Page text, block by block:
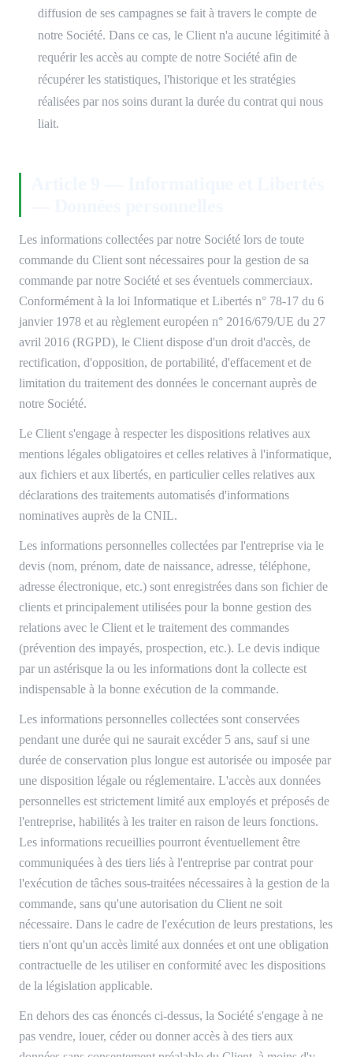
diffusion de ses campagnes se fait à travers le compte de
notre Société. Dans ce cas, le Client n'a aucune légitimité à
requérir les accès au compte de notre Société afin de
récupérer les statistiques, l'historique et les stratégies
réalisées par nos soins durant la durée du contrat qui nous
liait.
Les informations collectées par notre Société lors de toute
commande du Client sont nécessaires pour la gestion de sa
commande par notre Société et ses éventuels commerciaux.
Conformément à la loi Informatique et Libertés n° 78-17 du 6
janvier 1978 et au règlement européen n° 2016/679/UE du 27
avril 2016 (RGPD), le Client dispose d'un droit d'accès, de
rectification, d'opposition, de portabilité, d'effacement et de
limitation du traitement des données le concernant auprès de
notre Société.
Le Client s'engage à respecter les dispositions relatives aux
mentions légales obligatoires et celles relatives à l'informatique,
aux fichiers et aux libertés, en particulier celles relatives aux
déclarations des traitements automatisés d'informations
nominatives auprès de la CNIL.
Les informations personnelles collectées par l'entreprise via le
devis (nom, prénom, date de naissance, adresse, téléphone,
adresse électronique, etc.) sont enregistrées dans son fichier de
clients et principalement utilisées pour la bonne gestion des
relations avec le Client et le traitement des commandes
(prévention des impayés, prospection, etc.). Le devis indique
par un astérisque la ou les informations dont la collecte est
indispensable à la bonne exécution de la commande.
Les informations personnelles collectées sont conservées
pendant une durée qui ne saurait excéder 5 ans, sauf si une
durée de conservation plus longue est autorisée ou imposée par
une disposition légale ou réglementaire. L'accès aux données
personnelles est strictement limité aux employés et préposés de
l'entreprise, habilités à les traiter en raison de leurs fonctions.
Les informations recueillies pourront éventuellement être
communiquées à des tiers liés à l'entreprise par contrat pour
l'exécution de tâches sous-traitées nécessaires à la gestion de la
commande, sans qu'une autorisation du Client ne soit
nécessaire. Dans le cadre de l'exécution de leurs prestations, les
tiers n'ont qu'un accès limité aux données et ont une obligation
contractuelle de les utiliser en conformité avec les dispositions
de la législation applicable.
En dehors des cas énoncés ci-dessus, la Société s'engage à ne
pas vendre, louer, céder ou donner accès à des tiers aux